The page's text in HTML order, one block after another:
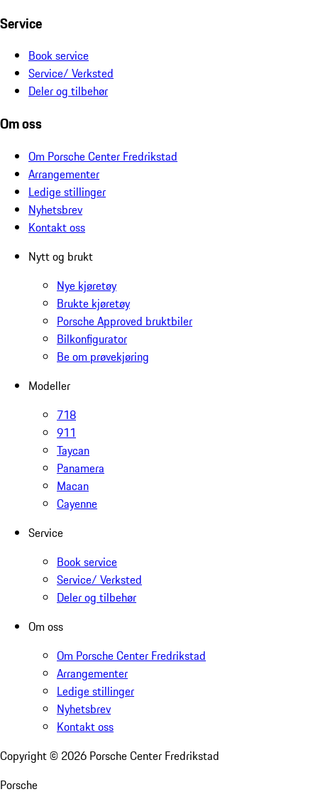
Service
Book service
Service/ Verksted
Deler og tilbehør
Om oss
Om Porsche Center Fredrikstad
Arrangementer
Ledige stillinger
Nyhetsbrev
Kontakt oss
Nytt og brukt
Nye kjøretøy
Brukte kjøretøy
Porsche Approved bruktbiler
Bilkonfigurator
Be om prøvekjøring
Modeller
718
911
Taycan
Panamera
Macan
Cayenne
Service
Book service
Service/ Verksted
Deler og tilbehør
Om oss
Om Porsche Center Fredrikstad
Arrangementer
Ledige stillinger
Nyhetsbrev
Kontakt oss
Copyright © 2026 Porsche Center Fredrikstad
Porsche